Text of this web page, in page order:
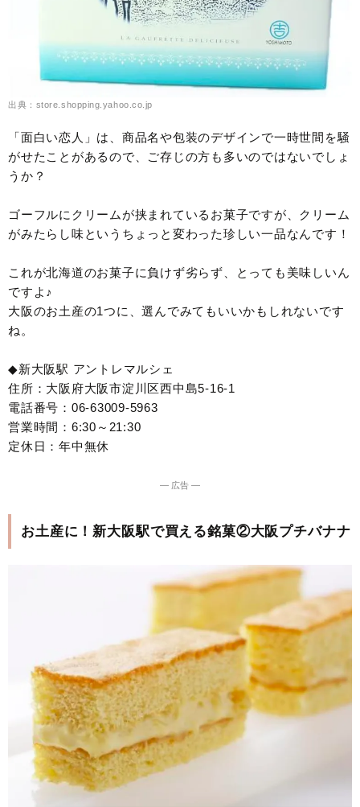
出典：store.shopping.yahoo.co.jp
「面白い恋人」は、商品名や包装のデザインで一時世間を騒
がせたことがあるので、ご存じの方も多いのではないでしょ
うか？
ゴーフルにクリームが挟まれているお菓子ですが、クリーム
がみたらし味というちょっと変わった珍しい一品なんです！
これが北海道のお菓子に負けず劣らず、とっても美味しいん
ですよ♪
大阪のお土産の1つに、選んでみてもいいかもしれないです
ね。
◆新大阪駅 アントレマルシェ
住所：大阪府大阪市淀川区西中島5-16-1
電話番号：06-63009-5963
営業時間：6:30～21:30
定休日：年中無休
― 広告 ―
お土産に！新大阪駅で買える銘菓②大阪プチバナナ